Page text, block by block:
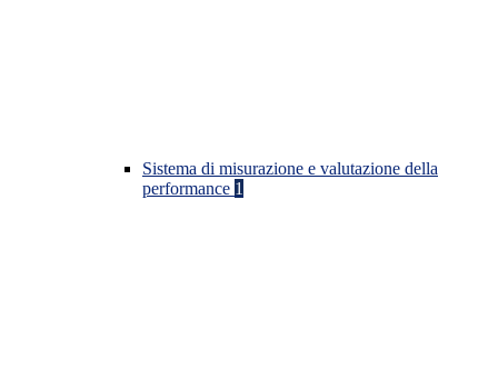
Sistema di misurazione e valutazione della
performance 1